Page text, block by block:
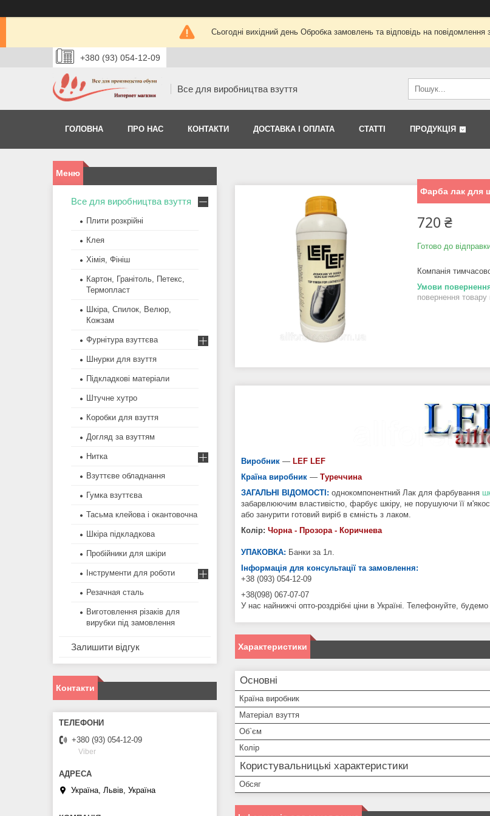
Сьогодні вихідний день Обробка замовлень та відповідь на
+380 (93) 054-12-09
Все для виробництва взуття
ГОЛОВНА ПРО НАС КОНТАКТИ ДОСТАВКА І ОПЛАТА СТАТТІ ПРОДУКЦІЯ
Фарба лак для
720 ₴
Готово до
Компанія
повернення товару
Виробник — LEF LEF
Країна виробник — Туреччина
ЗАГАЛЬНІ ВІДОМОСТІ: однокомпонентний Лак для фарбування
забарвлюючим властивістю, фарбує шкіру, не порушуючи її
або занурити готовий виріб в ємність з лаком.
Колір: Чорна - Прозора - Коричнева
УПАКОВКА: Банки за 1л.
Інформація для консультації та замовлення:
+38 (093) 054-12-09
+38(098) 067-07-07
У нас найнижчі опто-роздрібні ціни в Україні. Телефонуйте,
Характеристики
Основні
Країна виробник
Матеріал взуття
Об`єм
Колір
Користувальницькі характеристики
Обсяг
Все для виробництва взуття
Плити розкрійні
Клея
Хімія, Фініш
Картон, Гранітоль, Петекс,
Термопласт
Шкіра, Спилок, Велюр,
Кожзам
Фурнітура взуттєва
Шнурки для взуття
Підкладкові матеріали
Штучне хутро
Коробки для взуття
Догляд за взуттям
Нитка
Взуттєве обладнання
Гумка взуттєва
Тасьма клейова і окантовочна
Шкіра підкладкова
Пробійники для шкіри
Інструменти для роботи
Резачная сталь
Виготовлення різаків для
вирубки під замовлення
Залишити відгук
Контакти
+380 (93) 054-12-09
Viber
Україна, Львів, Україна